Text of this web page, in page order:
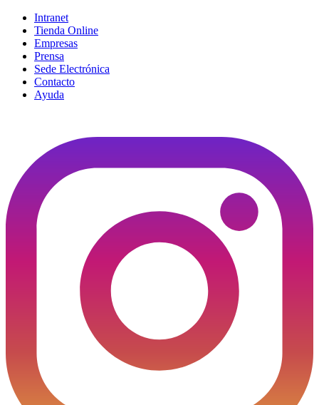
Intranet
Tienda Online
Empresas
Prensa
Sede Electrónica
Contacto
Ayuda